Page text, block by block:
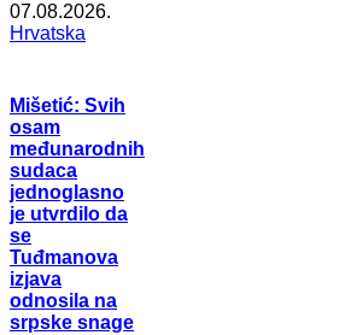
07.08.2026.
Hrvatska
Mišetić: Svih
osam
međunarodnih
sudaca
jednoglasno
je utvrdilo da
se
Tuđmanova
izjava
odnosila na
srpske snage